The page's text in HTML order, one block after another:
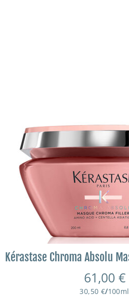
Kérastase Chroma Absolu
61,00 €
30,50 €/100ml